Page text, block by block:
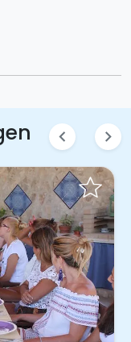
chevron_left chevron_right